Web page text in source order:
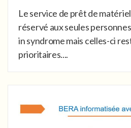
Le service de prêt de
réservé aux seules
in syndrome mais celles-ci
prioritaires....